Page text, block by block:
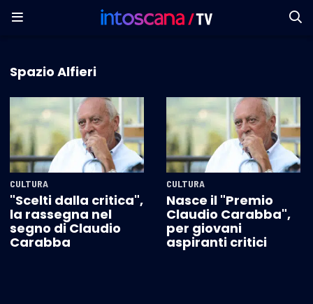
Spazio Alfieri
CULTURA
"Scelti dalla critica",
la rassegna nel
segno di Claudio
Carabba
CULTURA
Nasce il "Premio
Claudio Carabba",
per giovani
aspiranti critici